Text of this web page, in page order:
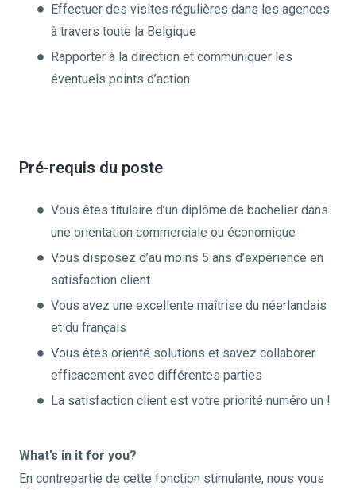
Effectuer des visites régulières dans les agences
à travers toute la Belgique
Rapporter à la direction et communiquer les
éventuels points d’action
Pré-requis du poste
Vous êtes titulaire d’un diplôme de bachelier dans
une orientation commerciale ou économique
Vous disposez d’au moins 5 ans d’expérience en
satisfaction client
Vous avez une excellente maîtrise du néerlandais
et du français
Vous êtes orienté solutions et savez collaborer
efficacement avec différentes parties
La satisfaction client est votre priorité numéro un !
What’s in it for you?
En contrepartie de cette fonction stimulante, nous vous